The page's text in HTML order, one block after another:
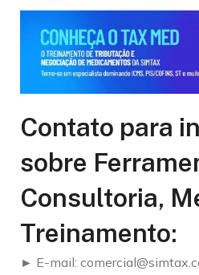
Contato para
sobre
Consultoria,
Treinamento:
► E-mail: